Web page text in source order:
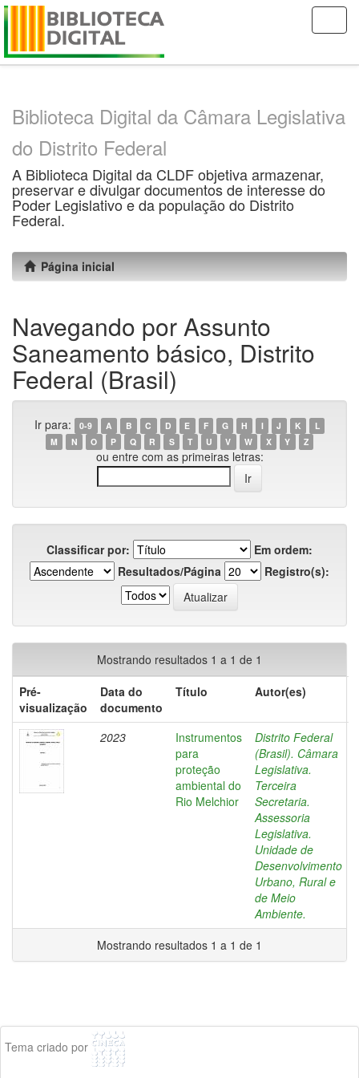
Skip
Biblioteca Digital da Câmara Legislativa
do Distrito Federal
A Biblioteca Digital da CLDF objetiva armazenar,
preservar e divulgar documentos de interesse do
Poder Legislativo e da população do Distrito
Federal.
Página inicial
Navegando por Assunto
Saneamento básico, Distrito
Federal (Brasil)
Ir para: 0-9 A B C D E F G H I J K
L
M
N O P Q R S T U V W X Y Z
ou entre com as primeiras letras:
Classificar por:
Em ordem:
Resultados/Página
Registro(s):
Mostrando resultados 1 a 1 de 1
Pré-
visualização
Data do
documento
Título Autor(es)
2023
Instrumentos
para
proteção
ambiental do
Rio Melchior
Distrito Federal
(Brasil). Câmara
Legislativa.
Terceira
Secretaria.
Assessoria
Legislativa.
Unidade de
Desenvolvimento
Urbano, Rural e
de Meio
Ambiente.
Mostrando resultados 1 a 1 de 1
Tema criado por